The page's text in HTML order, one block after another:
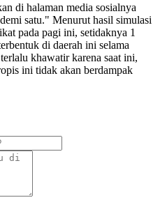
di halaman media sosialnya
satu." Menurut hasil simulasi
pada pagi ini, setidaknya 1
di daerah ini selama
khawatir karena saat ini,
ini tidak akan berdampak